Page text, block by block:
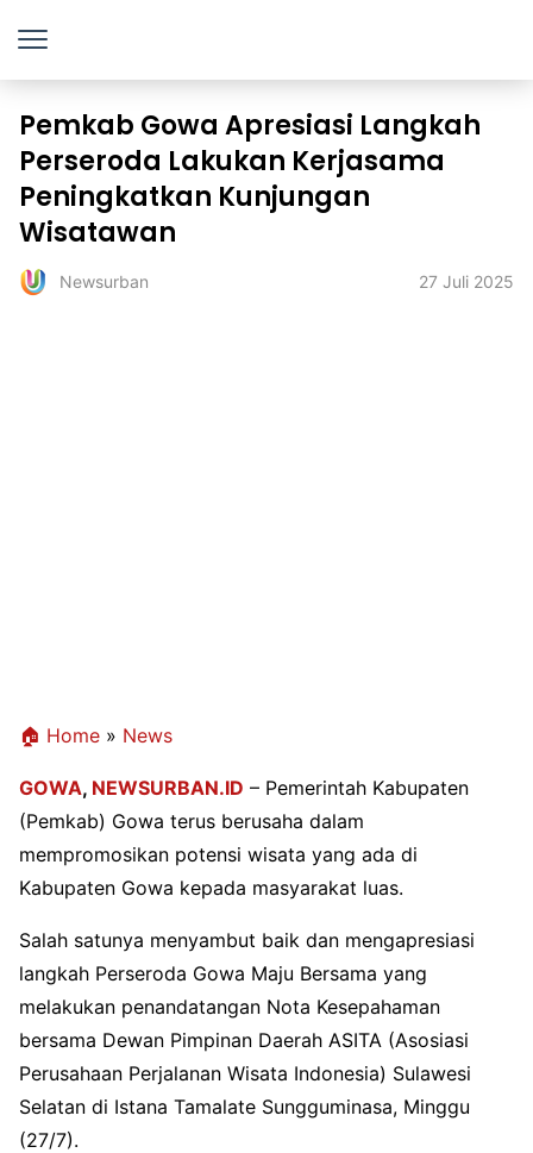
Pemkab Gowa Apresiasi Langkah
Perseroda Lakukan Kerjasama
Peningkatkan Kunjungan
Wisatawan
Newsurban 27 Juli 2025
🏠 Home » News
GOWA, NEWSURBAN.ID – Pemerintah Kabupaten
(Pemkab) Gowa terus berusaha dalam
mempromosikan potensi wisata yang ada di
Kabupaten Gowa kepada masyarakat luas.
Salah satunya menyambut baik dan mengapresiasi
langkah Perseroda Gowa Maju Bersama yang
melakukan penandatangan Nota Kesepahaman
bersama Dewan Pimpinan Daerah ASITA (Asosiasi
Perusahaan Perjalanan Wisata Indonesia) Sulawesi
Selatan di Istana Tamalate Sungguminasa, Minggu
(27/7).